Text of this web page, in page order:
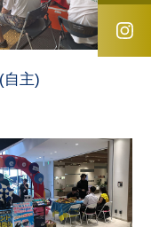
自主)